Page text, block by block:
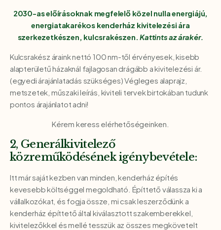
2030-as előírásoknak megfelelő közel nulla energiájú,
energiatakarékos kenderház kivitelezési ára
szerkezetkészen, kulcsrakészen.Kattints az árakér.
Kulcsrakész áraink nettó 100 nm-től érvényesek, kisebb
alapterületű házaknál fajlagosan drágább a kivitelezési ár.
(egyedi árajánlatadás szükséges) Végleges alaprajz,
metszetek, műszaki leírás, kiviteli tervek birtokában tudunk
pontos árajánlatot adni!
Kérem keress elérhetőségeinken.
2, Generálkivitelező
közreműködésének igénybevétele:
Itt már saját kezben van minden, kenderház építés
kevesebb költséggel megoldható. Építtető válassza ki a
vállalkozókat, és fogja össze, mi csak leszerződünk a
kenderház építtető által kiválasztott szakemberekkel,
kivitelezőkkel és mellé tesszük az összes megkövetelt